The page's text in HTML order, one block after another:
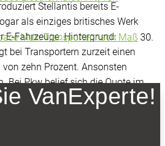
Stellantis bereits E-
als einziges britisches Werk
Fahrzeuge. Hintergrund:
bei Transportern zurzeit einen
zehn Prozent. Ansonsten
Bei Pkw belief sich die Quote im
Prozent, dieses Jahr steigt sie
Max: Transporter nach Maß 30.
VanExperte!